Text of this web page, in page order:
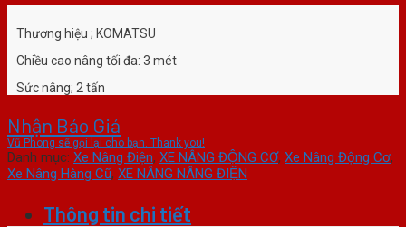
Thương hiệu ; KOMATSU
Chiều cao nâng tối đa: 3 mét
Sức nâng; 2 tấn
Bảo hành bình điện lên đến 6 tháng
Nhận Báo Giá
Vũ Phong sẽ gọi lại cho bạn. Thank you!
Danh mục: Xe Nâng Điện, XE NÂNG ĐỘNG CƠ, Xe Nâng Động Cơ,
Xe Nâng Hàng Cũ, XE NÂNG NÂNG ĐIỆN
Thông tin chi tiết